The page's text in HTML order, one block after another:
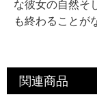
な彼女の自然そ
も終わることが
関連商品